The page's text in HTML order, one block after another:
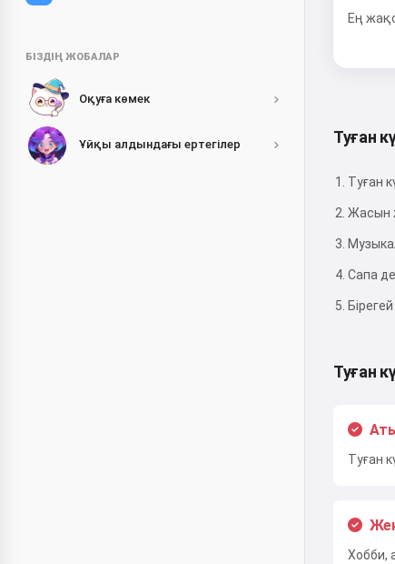
БІЗДІҢ ЖОБАЛАР
Оқуға көмек
Ұйқы алдындағы ертегілер
Ең
Туған
Туған
Жасын
Сапа
Туған
Туған
Хобби,